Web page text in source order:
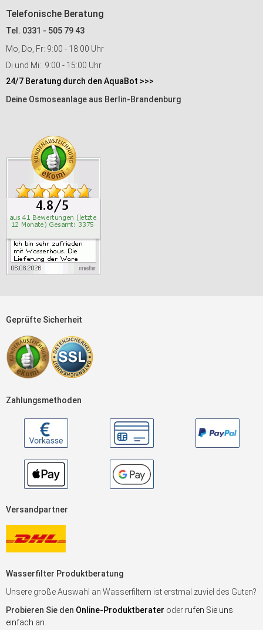
Telefonische Beratung
Tel. 0331 - 505 79 43
Mo, Do, Fr: 9:00 - 18:00 Uhr
Di und Mi: 9:00 - 15:00 Uhr
24/7 Beratung durch den AquaBot >>>
Deine Osmoseanlage aus Berlin-Brandenburg
Geprüfte Sicherheit
Zahlungsmethoden
Versandpartner
Wasserfilter Produktberatung
Unsere große Auswahl an Wasserfiltern ist erstmal zuviel des Guten?
Probieren Sie den Online-Produktberater oder rufen Sie uns
einfach an